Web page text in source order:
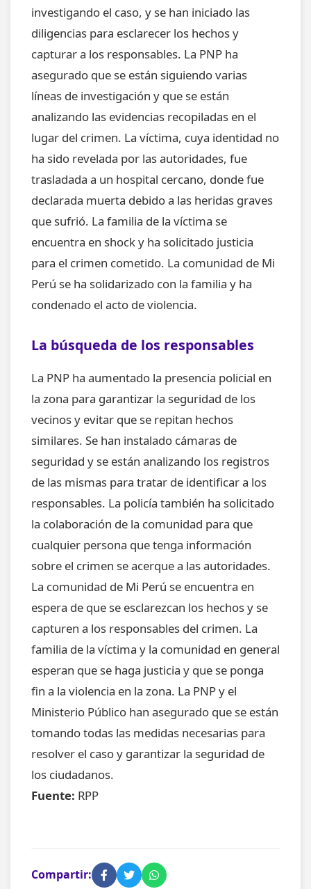
investigando el caso, y se han iniciado las
diligencias para esclarecer los hechos y
capturar a los responsables. La PNP ha
asegurado que se están siguiendo varias
líneas de investigación y que se están
analizando las evidencias recopiladas en el
lugar del crimen. La víctima, cuya identidad no
ha sido revelada por las autoridades, fue
trasladada a un hospital cercano, donde fue
declarada muerta debido a las heridas graves
que sufrió. La familia de la víctima se
encuentra en shock y ha solicitado justicia
para el crimen cometido. La comunidad de Mi
Perú se ha solidarizado con la familia y ha
condenado el acto de violencia.
La búsqueda de los responsables
La PNP ha aumentado la presencia policial en
la zona para garantizar la seguridad de los
vecinos y evitar que se repitan hechos
similares. Se han instalado cámaras de
seguridad y se están analizando los registros
de las mismas para tratar de identificar a los
responsables. La policía también ha solicitado
la colaboración de la comunidad para que
cualquier persona que tenga información
sobre el crimen se acerque a las autoridades.
La comunidad de Mi Perú se encuentra en
espera de que se esclarezcan los hechos y se
capturen a los responsables del crimen. La
familia de la víctima y la comunidad en general
esperan que se haga justicia y que se ponga
fin a la violencia en la zona. La PNP y el
Ministerio Público han asegurado que se están
tomando todas las medidas necesarias para
resolver el caso y garantizar la seguridad de
los ciudadanos.
Fuente: RPP
Compartir: